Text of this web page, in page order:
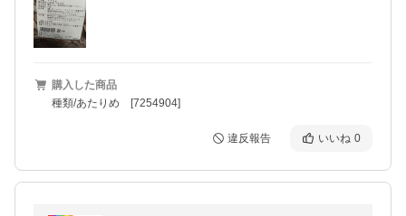
購入した商品
種類/あたりめ [7254904]
違反報告 いいね 0